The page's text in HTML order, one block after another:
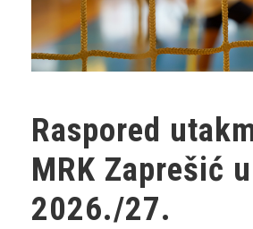
Raspored
MRK Zaprešić
2026./27.